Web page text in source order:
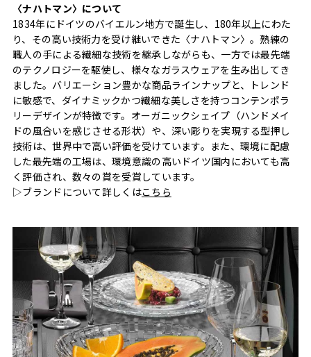
〈ナハトマン〉について
1834年にドイツのバイエルン地方で誕生し、180年以上にわた
り、その高い技術力を受け継いできた〈ナハトマン〉。熟練の
職人の手による繊細な技術を継承しながらも、一方では最先端
のテクノロジーを駆使し、様々なガラスウェアを生み出してき
ました。バリエーション豊かな商品ラインナップと、トレンド
に敏感で、ダイナミックかつ繊細な美しさを持つコンテンポラ
リーデザインが特徴です。オーガニックシェイプ（ハンドメイ
ドの風合いを感じさせる形状）や、深い彫りを実現する型押し
技術は、世界中で高い評価を受けています。また、環境に配慮
した最先端の工場は、環境意識の高いドイツ国内においても高
く評価され、数々の賞を受賞しています。
▷ブランドについて詳しくはこちら